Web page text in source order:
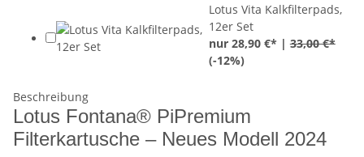
Lotus Vita Kalkfilterpads,
12er Set
nur 28,90 €* |33,00 €*
(-12%)
Beschreibung
Lotus Fontana® PiPremium
Filterkartusche – Neues Modell 2024